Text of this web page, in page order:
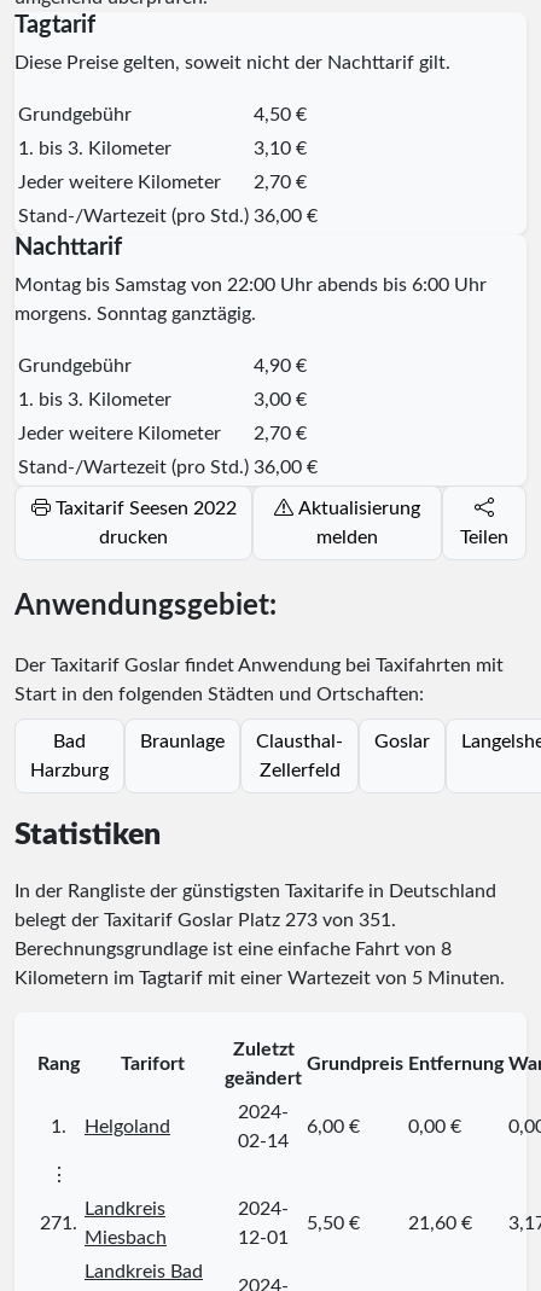
Tagtarif
Diese Preise gelten, soweit nicht der Nachttarif gilt.
Grundgebühr
4,50 €
1. bis 3. Kilometer
3,10 €
Jeder weitere Kilometer
2,70 €
Stand-/Wartezeit (pro Std.) 36,00 €
Nachttarif
Montag bis Samstag von 22:00 Uhr abends bis 6:00 Uhr
morgens. Sonntag ganztägig.
Grundgebühr
4,90 €
1. bis 3. Kilometer
3,00 €
Jeder weitere Kilometer
2,70 €
Stand-/Wartezeit (pro Std.) 36,00 €
Taxitarif Seesen 2022
drucken
Aktualisierung
melden
Teilen
Anwendungsgebiet:
Der Taxitarif Goslar findet Anwendung bei Taxifahrten mit
Start in den folgenden Städten und Ortschaften:
Bad
Harzburg
Braunlage
Clausthal-
Zellerfeld
Goslar
Statistiken
In der Rangliste der günstigsten Taxitarife in Deutschland
belegt der Taxitarif Goslar Platz 273 von 351.
Berechnungsgrundlage ist eine einfache Fahrt von 8
Kilometern im Tagtarif mit einer Wartezeit von 5 Minuten.
Rang Tarifort
Zuletzt
geändert
Grundpreis Entfernung
1. Helgoland
2024-
02-14
6,00 € 0,00 €
⋮
271.
Landkreis
Miesbach
2024-
12-01
5,50 € 21,60 €
Landkreis Bad
2024-